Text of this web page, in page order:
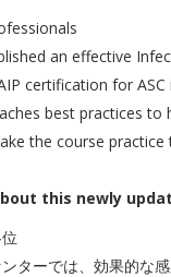
an effective
certification for
best practices to
the course
this newly
ターでは、効果的な